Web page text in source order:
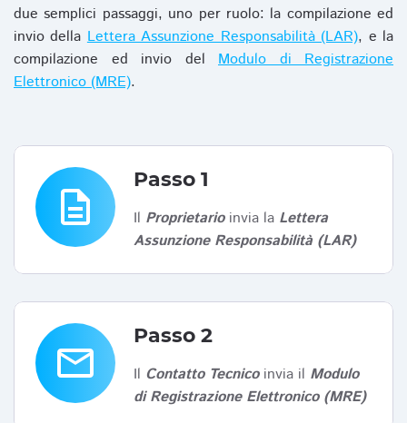
due semplici passaggi, uno per ruolo: la compilazione ed
invio dellaLettera Assunzione Responsabilità (LAR), e la
compilazione ed invio del Modulo di Registrazione
Elettronico (MRE).
description
Passo 1
Il Proprietarioinvia la Lettera
Assunzione Responsabilità (LAR)
email
Passo 2
Il Contatto Tecnicoinvia il Modulo
di Registrazione Elettronico (MRE)